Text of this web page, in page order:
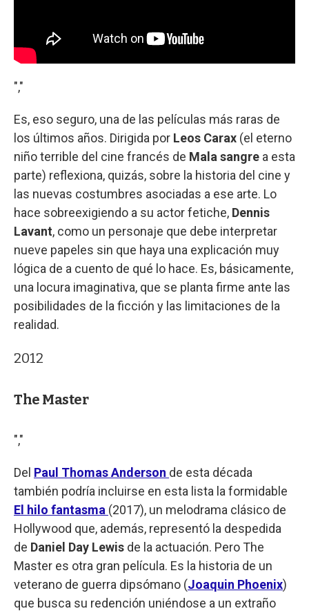
","
Es, eso seguro, una de las películas más raras de
los últimos años. Dirigida por Leos Carax (el eterno
niño terrible del cine francés de Mala sangre a esta
parte) reflexiona, quizás, sobre la historia del cine y
las nuevas costumbres asociadas a ese arte. Lo
hace sobreexigiendo a su actor fetiche, Dennis
Lavant, como un personaje que debe interpretar
nueve papeles sin que haya una explicación muy
lógica de a cuento de qué lo hace. Es, básicamente,
una locura imaginativa, que se planta firme ante las
posibilidades de la ficción y las limitaciones de la
realidad.
2012
The Master
","
Del Paul Thomas Anderson de esta década
también podría incluirse en esta lista la formidable
El hilo fantasma (2017), un melodrama clásico de
Hollywood que, además, representó la despedida
de Daniel Day Lewis de la actuación. Pero The
Master es otra gran película. Es la historia de un
veterano de guerra dipsómano (Joaquin Phoenix)
que busca su redención uniéndose a un extraño